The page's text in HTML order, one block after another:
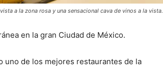
a la zona rosa y una sensacional cava de vinos a la vista.
en la gran Ciudad de México.
uno de los mejores restaurantes de la